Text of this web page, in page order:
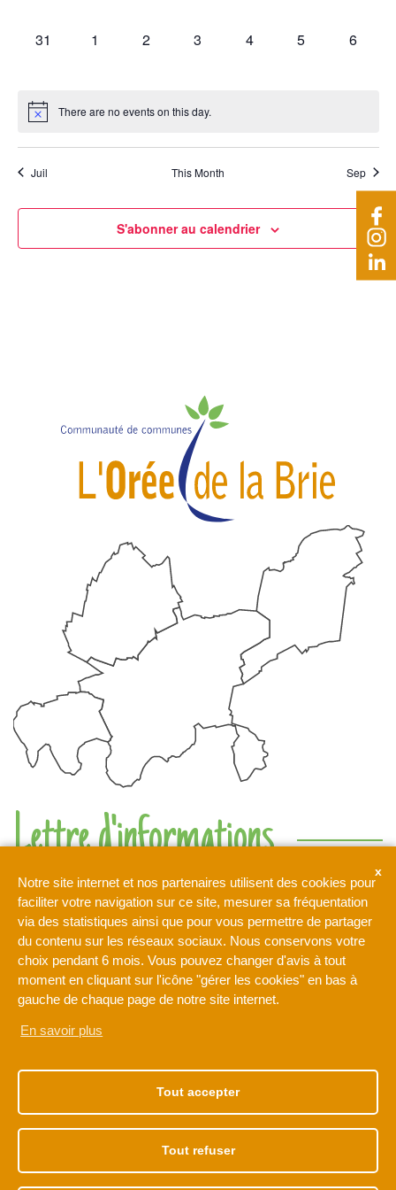
Notre site internet et nos partenaires utilisent des cookies pour
faciliter votre navigation sur ce site, mesurer sa fréquentation
via des statistiques ainsi que pour vous permettre de partager
du contenu sur les réseaux sociaux. Nous conservons votre
choix pendant 6 mois. Vous pouvez changer d'avis à tout
moment en cliquant sur l'icône "gérer les cookies" en bas à
gauche de chaque page de notre site internet.
En savoir plus
Tout accepter
Tout refuser
0
31
0
1
0
2
0
3
0
4
0
5
0
6
There are no events on this day.
Juil This Month Sep
S'abonner au calendrier
Lettre d'informations
de la Brie
Votre adresse de messagerie est uniquement utilisée pour
vous envoyer notre lettre d'information ainsi que des
informations concernant les activités de L'Orée de la Brie. Vous
pouvez à tout moment utiliser le lien de désabonnement intégré
dans la newsletter.
77170 BRIE-COMTE-
ROBERT
01 60 62 15 81
de 9h à 12h30
et de 13h30 à 17h30